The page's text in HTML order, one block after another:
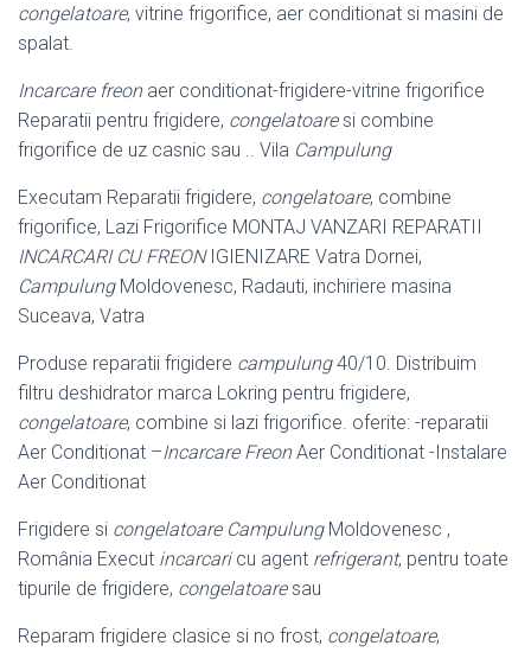
congelatoare, vitrine frigorifice, aer conditionat si masini de
spalat.
Incarcare freonaer conditionat-frigidere-vitrine frigorifice
Reparatii pentru frigidere, congelatoaresi combine
frigorifice de uz casnic sau .. Vila Campulung
Executam Reparatii frigidere, congelatoare, combine
frigorifice, Lazi Frigorifice MONTAJ VANZARI REPARATII
INCARCARI CU FREONIGIENIZARE Vatra Dornei,
CampulungMoldovenesc, Radauti, inchiriere masina
Suceava, Vatra
Produse reparatii frigidere campulung40/10. Distribuim
filtru deshidrator marca Lokring pentru frigidere,
congelatoare, combine si lazi frigorifice. oferite: -reparatii
Aer Conditionat –Incarcare FreonAer Conditionat -Instalare
Aer Conditionat
Frigidere si congelatoare CampulungMoldovenesc ,
România Execut incarcaricu agent refrigerant, pentru toate
tipurile de frigidere, congelatoaresau
Reparam frigidere clasice si no frost, congelatoare,